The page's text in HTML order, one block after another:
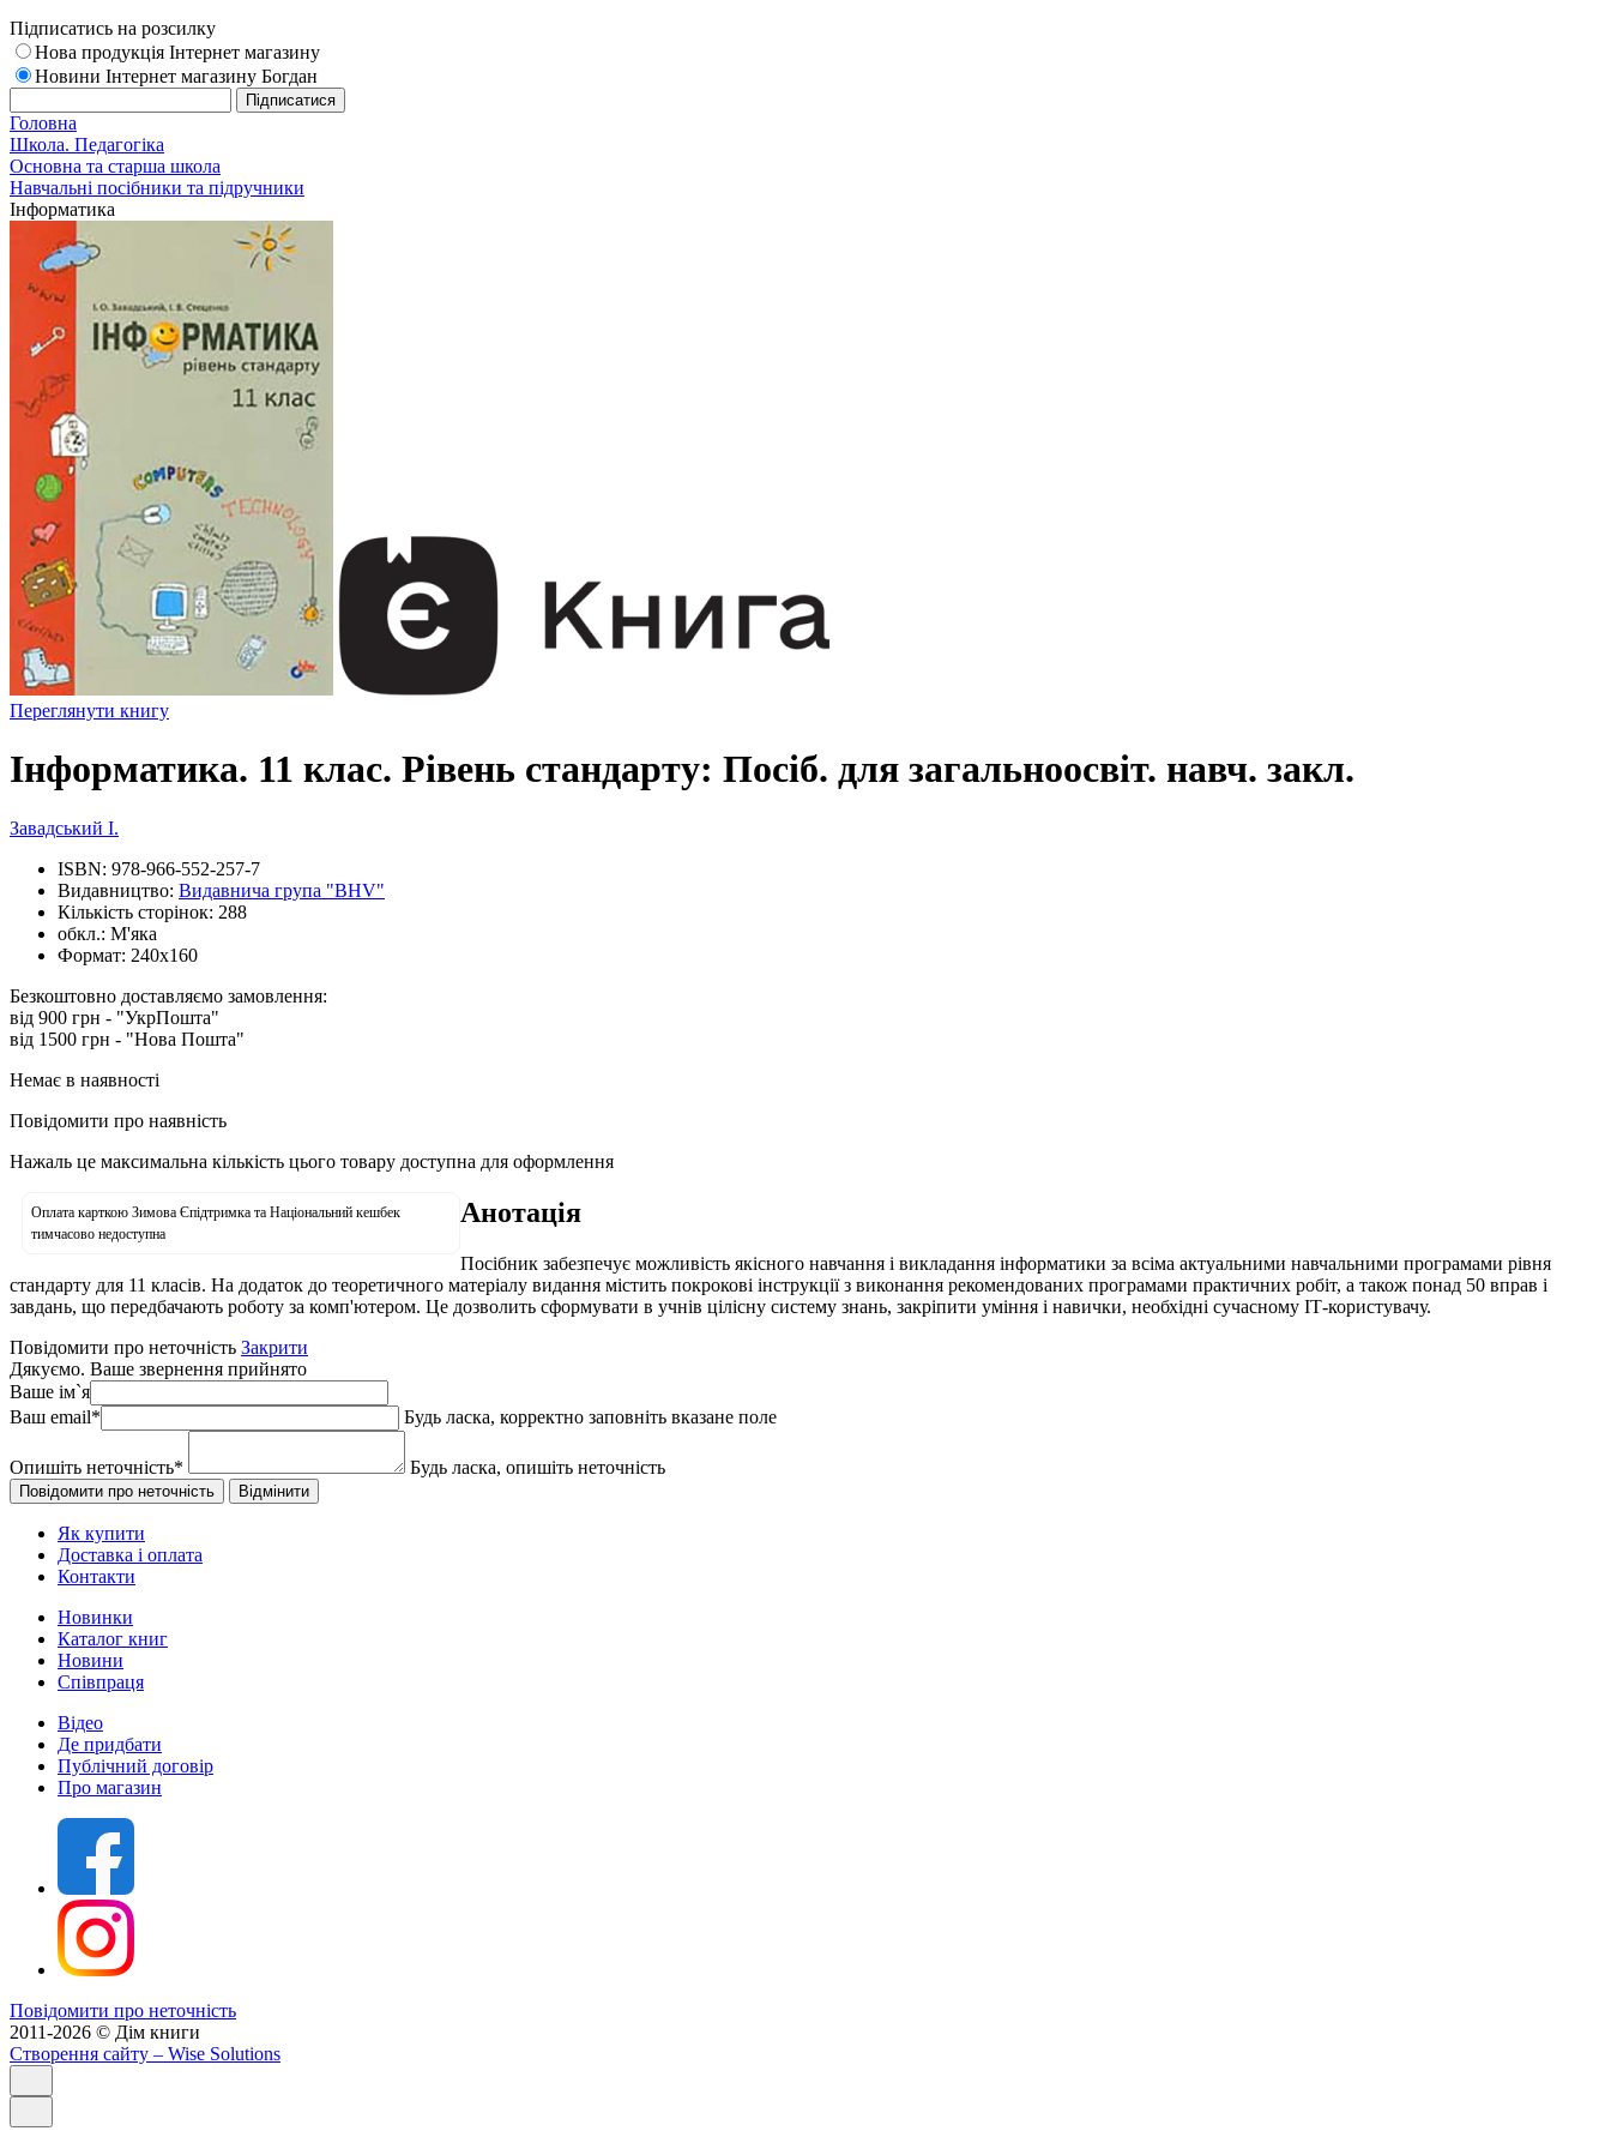
Підписатись на розсилку
Нова продукція Інтернет магазину
Новини Інтернет магазину Богдан
Головна
Школа. Педагогіка
Основна та старша школа
Навчальні посібники та підручники
Інформатика
Переглянути книгу
Інформатика. 11 клас. Рівень стандарту: Посіб. для загальноосвіт. навч. закл.
Завадський І.
ISBN: 978-966-552-257-7
Видавництво: Видавнича група "BHV"
Кількість сторінок: 288
обкл.: М'яка
Формат: 240х160
Безкоштовно доставляємо замовлення:
від 900 грн - "УкрПошта"
від 1500 грн - "Нова Пошта"
Немає в наявності
Повідомити про наявність
Нажаль це максимальна кількість цього товару доступна для оформлення
Оплата карткою Зимова Єпідтримка та Національний кешбек
тимчасово недоступна
Анотація
Посібник забезпечує можливість якісного навчання і викладання інформатики за всіма актуальними навчальними програмами рівня
стандарту для 11 класів. На додаток до теоретичного матеріалу видання містить покрокові інструкції з виконання рекомендованих програмами практичних робіт, а також понад 50 вправ і
завдань, що передбачають роботу за комп'ютером. Це дозволить сформувати в учнів цілісну систему знань, закріпити уміння і навички, необхідні сучасному ІТ-користувачу.
Повідомити про неточність Закрити
Дякуємо. Ваше звернення прийнято
Ваше ім`я
Ваш email* Будь ласка, корректно заповніть вказане поле
Опишіть неточність* Будь ласка, опишіть неточність
Як купити
Доставка і оплата
Контакти
Новинки
Каталог книг
Новини
Співпраця
Відео
Де придбати
Публічний договір
Про магазин
Повідомити про неточність
2011-2026 © Дім книги
Створення сайту – Wise Solutions